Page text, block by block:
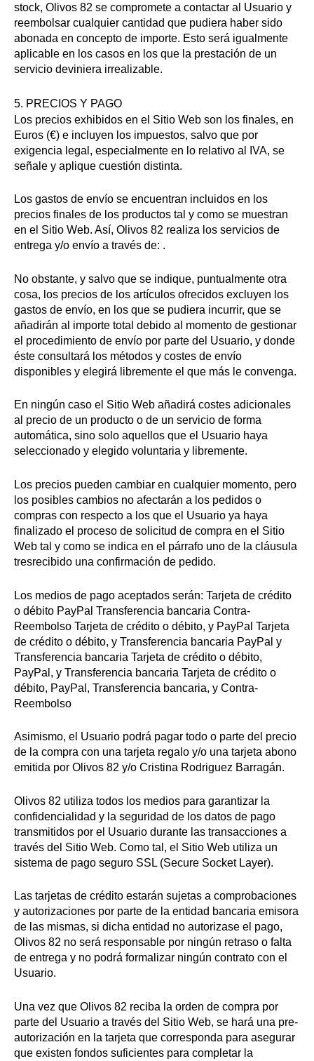
stock, Olivos 82 se compromete a contactar al Usuario y
reembolsar cualquier cantidad que pudiera haber sido
abonada en concepto de importe. Esto será igualmente
aplicable en los casos en los que la prestación de un
servicio deviniera irrealizable.
5. PRECIOS Y PAGO
Los precios exhibidos en el Sitio Web son los finales, en
Euros (€) e incluyen los impuestos, salvo que por
exigencia legal, especialmente en lo relativo al IVA, se
señale y aplique cuestión distinta.
Los gastos de envío se encuentran incluidos en los
precios finales de los productos tal y como se muestran
en el Sitio Web. Así, Olivos 82 realiza los servicios de
entrega y/o envío a través de: .
No obstante, y salvo que se indique, puntualmente otra
cosa, los precios de los artículos ofrecidos excluyen los
gastos de envío, en los que se pudiera incurrir, que se
añadirán al importe total debido al momento de gestionar
el procedimiento de envío por parte del Usuario, y donde
éste consultará los métodos y costes de envío
disponibles y elegirá libremente el que más le convenga.
En ningún caso el Sitio Web añadirá costes adicionales
al precio de un producto o de un servicio de forma
automática, sino solo aquellos que el Usuario haya
seleccionado y elegido voluntaria y libremente.
Los precios pueden cambiar en cualquier momento, pero
los posibles cambios no afectarán a los pedidos o
compras con respecto a los que el Usuario ya haya
finalizado el proceso de solicitud de compra en el Sitio
Web tal y como se indica en el párrafo uno de la cláusula
tresrecibido una confirmación de pedido.
Los medios de pago aceptados serán: Tarjeta de crédito
o débito PayPal Transferencia bancaria Contra-
Reembolso Tarjeta de crédito o débito, y PayPal Tarjeta
de crédito o débito, y Transferencia bancaria PayPal y
Transferencia bancaria Tarjeta de crédito o débito,
PayPal, y Transferencia bancaria Tarjeta de crédito o
débito, PayPal, Transferencia bancaria, y Contra-
Reembolso
Asimismo, el Usuario podrá pagar todo o parte del precio
de la compra con una tarjeta regalo y/o una tarjeta abono
emitida por Olivos 82 y/o Cristina Rodriguez Barragán.
Olivos 82 utiliza todos los medios para garantizar la
confidencialidad y la seguridad de los datos de pago
transmitidos por el Usuario durante las transacciones a
través del Sitio Web. Como tal, el Sitio Web utiliza un
sistema de pago seguro SSL (Secure Socket Layer).
Las tarjetas de crédito estarán sujetas a comprobaciones
y autorizaciones por parte de la entidad bancaria emisora
de las mismas, si dicha entidad no autorizase el pago,
Olivos 82 no será responsable por ningún retraso o falta
de entrega y no podrá formalizar ningún contrato con el
Usuario.
Una vez que Olivos 82 reciba la orden de compra por
parte del Usuario a través del Sitio Web, se hará una pre-
autorización en la tarjeta que corresponda para asegurar
que existen fondos suficientes para completar la